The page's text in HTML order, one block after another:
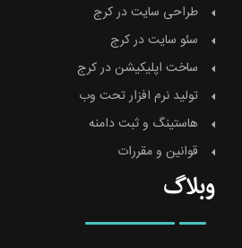
طراحی سایت در کرج
سئو سایت در کرج
ساخت اپلیکیشن در کرج
تولید نرم افزار تحت وب
هاستینگ و ثبت دامنه
قوانین و مقررات
وبلاگ